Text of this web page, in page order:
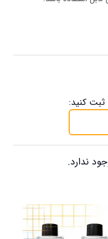
ثبت کنید:
ندارد.